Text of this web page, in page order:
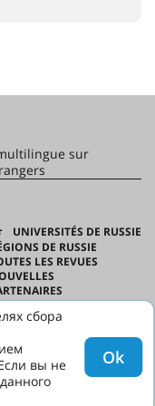
sur
UNIVERSITÉS DE RUSSIE
DE RUSSIE
LES REVUES
D'UTILISATION
сбора
вы не
Ok